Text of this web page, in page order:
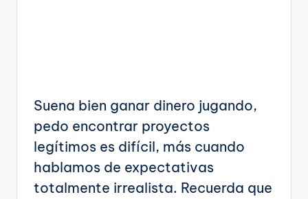
Suena bien ganar dinero jugando,
pedo encontrar proyectos
legítimos es difícil, más cuando
hablamos de expectativas
totalmente irrealista. Recuerda que